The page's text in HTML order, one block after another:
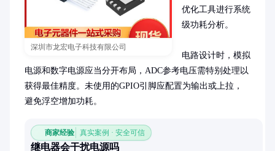
深圳市龙宏电子科技有限公司
优化工具进行系统
级功耗分析。
电路设计时，模拟
电源和数字电源应当分开布局，ADC参考电压需特别处理以
获得最佳精度。未使用的GPIO引脚应配置为输出或上拉，
避免浮空增加功耗。
商家经验 真实案例 · 安全可信
继电器会干扰电源吗